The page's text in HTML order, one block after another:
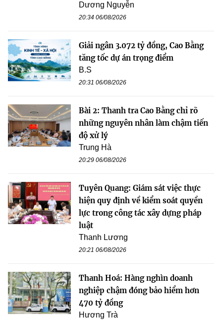
Dương Nguyễn
20:34 06/08/2026
Giải ngân 3.072 tỷ đồng, Cao Bằng
tăng tốc dự án trọng điểm
B.S
20:31 06/08/2026
Bài 2: Thanh tra Cao Bằng chỉ rõ
những nguyên nhân làm chậm tiến
độ xử lý
Trung Hà
20:29 06/08/2026
Tuyên Quang: Giám sát việc thực
hiện quy định về kiểm soát quyền
lực trong công tác xây dựng pháp
luật
Thanh Lương
20:21 06/08/2026
Thanh Hoá: Hàng nghìn doanh
nghiệp chậm đóng bảo hiểm hơn
470 tỷ đồng
Hương Trà